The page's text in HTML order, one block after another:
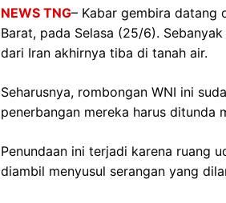
NEWS TNG– Kabar gembira datang
Barat, pada Selasa (25/6).
dari Iran akhirnya tiba di tanah air.
Seharusnya, rombongan WNI ini
penerbangan mereka harus ditunda
Penundaan ini terjadi karena ruang
diambil menyusul serangan yang